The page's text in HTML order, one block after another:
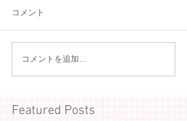
コメント
コメントを追加…
Featured Posts